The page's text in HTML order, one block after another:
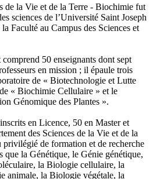
de la Vie et de la Terre - Biochimie fut
sciences de l’Université Saint Joseph
Faculté au Campus des Sciences et
50 enseignants dont sept
en mission ; il épaule trois
de « Biotechnologie et Lutte
« Biochimie Cellulaire » et le
Génomique des Plantes ».
en Licence, 50 en Master et
des Sciences de la Vie et de la
de formation et de recherche
que la Génétique, le Génie génétique,
la Biologie cellulaire, la
animale, la Biologie végétale, la